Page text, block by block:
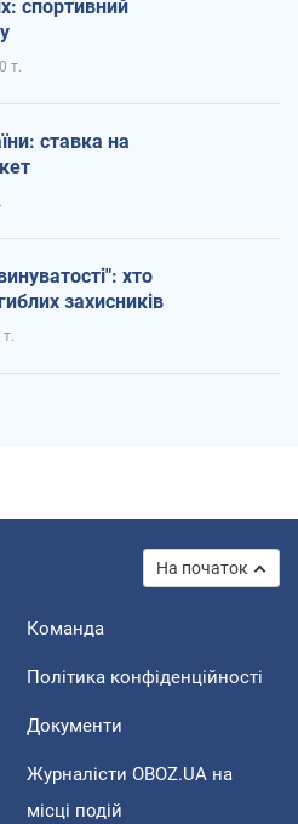
спортивний
т.
ставка на
хто
захисників
т.
На початок
Команда
Політика конфіденційності
Документи
Журналісти OBOZ.UA на
місці подій